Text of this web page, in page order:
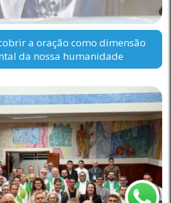
a oração como dimensão
da nossa humanidade